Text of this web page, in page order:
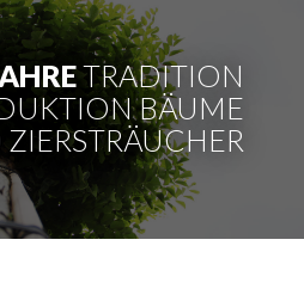
TRADITION
BÄUME